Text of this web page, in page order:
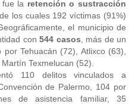
la retención o sustracción
de los cuales 192 víctimas (91%)
el municipio de
con 544 casos , más de un
Tehuacán (72), Atlixco (63),
Texmelucan (52).
110 delitos vinculados a
de Palermo, 104 por
de asistencia familiar, 35